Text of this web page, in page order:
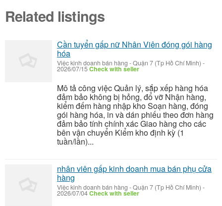
Related listings
Cần tuyển gấp nữ Nhân Viên đóng gói hàng
hóa
Việc kinh doanh bán hàng -Quận 7 (Tp Hồ Chí Minh) -
2026/07/15Check with seller
Mô tả công việc Quản lý, sắp xếp hàng hóa
đảm bảo không bị hỏng, đổ vỡ Nhận hàng,
kiểm đếm hàng nhập kho Soạn hàng, đóng
gói hàng hóa, in và dán phiếu theo đơn hàng
đảm bảo tính chính xác Giao hàng cho các
bên vận chuyển Kiểm kho định kỳ (1
tuần/lần)...
nhân viên gấp kinh doanh mua bán phụ cửa
hàng
Việc kinh doanh bán hàng -Quận 7 (Tp Hồ Chí Minh) -
2026/07/04Check with seller